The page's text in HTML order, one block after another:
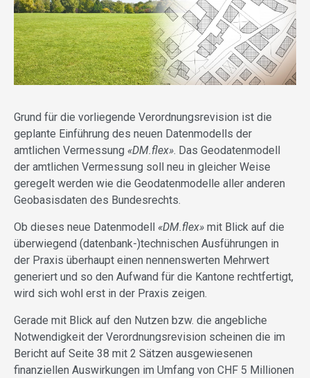
Grund für die vorliegende Verordnungsrevision ist die
geplante Einführung des neuen Datenmodells der
amtlichen Vermessung «DM.flex». Das Geodatenmodell
der amtlichen Vermessung soll neu in gleicher Weise
geregelt werden wie die Geodatenmodelle aller anderen
Geobasisdaten des Bundesrechts.
Ob dieses neue Datenmodell «DM.flex» mit Blick auf die
überwiegend (datenbank-)technischen Ausführungen in
der Praxis überhaupt einen nennenswerten Mehrwert
generiert und so den Aufwand für die Kantone rechtfertigt,
wird sich wohl erst in der Praxis zeigen.
Gerade mit Blick auf den Nutzen bzw. die angebliche
Notwendigkeit der Verordnungsrevision scheinen die im
Bericht auf Seite 38 mit 2 Sätzen ausgewiesenen
finanziellen Auswirkungen im Umfang von CHF 5 Millionen